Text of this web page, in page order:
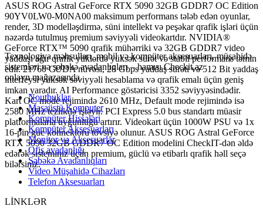
ASUS ROG Astral GeForce RTX 5090 32GB GDDR7 OC Edition
90YV0LW0-M0NA00 maksimum performans tələb edən oyunlar,
render, 3D modelləşdirmə, süni intellekt və peşəkar qrafik işləri üçün
nəzərdə tutulmuş premium səviyyəli videokartdır. NVIDIA®
GeForce RTX™ 5090 qrafik mühərriki və 32GB GDDR7 video
yaddaşı ağır qrafik yüklərdə yüksək sürət və stabil performans təmin
edir. 21760 CUDA nüvəsi, 28 Gbps yaddaş sürəti və 512 Bit yaddaş
interfeysi yüksək səviyyəli hesablama və qrafik emalı üçün geniş
imkan yaradır. AI Performance göstəricisi 3352 səviyyəsindədir.
Kart OC mode rejimində 2610 MHz, Default mode rejimində isə
2580 MHz tezlikdə işləyir. PCI Express 5.0 bus standartı müasir
platformalarla uyğunluğu artırır. Videokart üçün 1000W PSU və 1x
16-pin güc konnektoru tövsiyə olunur. ASUS ROG Astral GeForce
RTX 5090 32GB GDDR7 OC Edition modelini CheckIT-dən əldə
edərək sisteminiz üçün premium, güclü və etibarlı qrafik həll seçə
bilərsiniz.
Texnologiya məhsulları, mobil və kompüter aksesuarları, müşahidə
sistemləri və şəbəkə avadanlıqları – hamısı Checkit.az
onlayn mağazasında.
Noutbuklar
Masaüstü Komputer
Kompüter Hissələri
Kompüter Aksesuarları
Monitor və Aksesuarlar
Ofis avadanlığı
Şəbəkə Avadanlıqları
Video Müşahidə Cihazları
Telefon Aksesuarları
LİNKLƏR